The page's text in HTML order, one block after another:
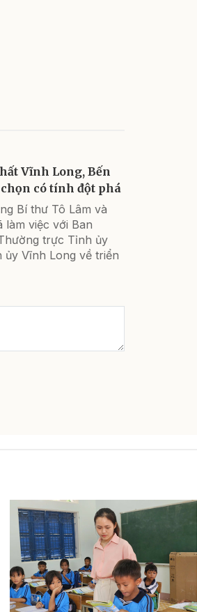
Vĩnh Long, Bến
có tính đột phá
Bí thư Tô Lâm và
việc với Ban
trực Tỉnh ủy
Vĩnh Long về triển